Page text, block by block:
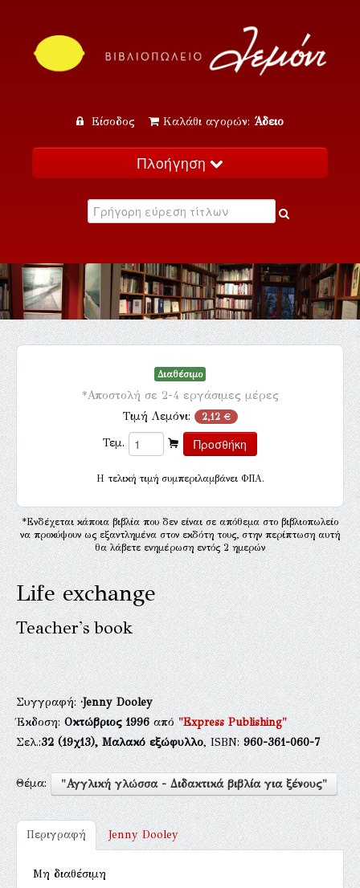
Είσοδος Καλάθι αγορών: Άδειο
Πλοήγηση
Κατάλογος
Εκδηλώσεις
Επικοινωνία
Διαθέσιμο
*Αποστολή σε 2-4 εργάσιμες μέρες
Τιμή Λεμόνι: 2,12 €
Τεμ.
H τελική τιμή συμπεριλαμβάνει ΦΠΑ.
*Ενδέχεται κάποια βιβλία που δεν είναι σε απόθεμα στο βιβλιοπωλείο
να προκύψουν ως εξαντλημένα στον εκδότη τους, στην περίπτωση αυτή
θα λάβετε ενημέρωση εντός 2 ημερών
Life exchange
Teacher's book
Συγγραφή:·Jenny Dooley
Έκδοση:Οκτώβριος 1996από"Express Publishing"
Σελ.:32(19χ13), Μαλακό εξώφυλλο, ISBN:960-361-060-7
Θέμα: "Αγγλική γλώσσα - Διδακτικά βιβλία για ξένους"
Περιγραφή Jenny Dooley
Μη διαθέσιμη